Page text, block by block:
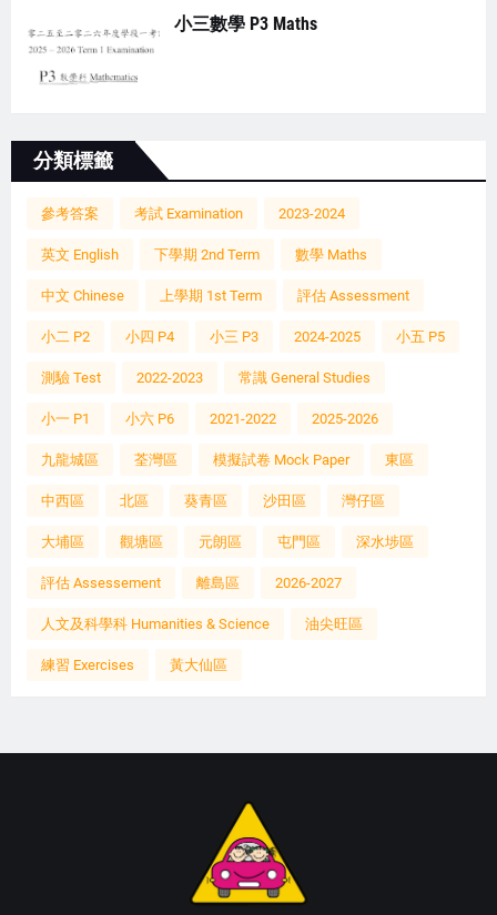
小三數學 P3 Maths
分類標籤
參考答案 考試 Examination 2023-2024
英文 English 下學期 2nd Term 數學 Maths
中文 Chinese 上學期 1st Term 評估 Assessment
小二 P2 小四 P4 小三 P3 2024-2025 小五 P5
測驗 Test 2022-2023 常識 General Studies
小一 P1 小六 P6 2021-2022 2025-2026
九龍城區 荃灣區 模擬試卷 Mock Paper 東區
中西區 北區 葵青區 沙田區 灣仔區
大埔區 觀塘區 元朗區 屯門區 深水埗區
評估 Assessement 離島區 2026-2027
人文及科學科 Humanities & Science 油尖旺區
練習 Exercises 黃大仙區